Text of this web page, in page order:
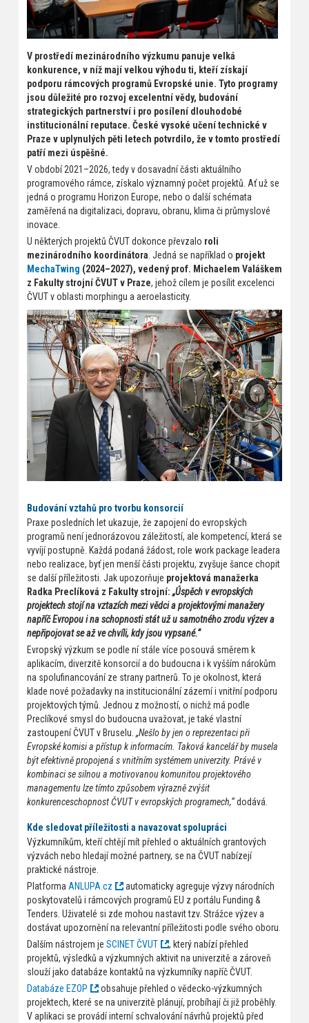
V prostředí mezinárodního výzkumu panuje velká
konkurence, v níž mají velkou výhodu ti, kteří získají
podporu rámcových programů Evropské unie. Tyto programy
jsou důležité pro rozvoj excelentní vědy, budování
strategických partnerství i pro posílení dlouhodobé
institucionální reputace. České vysoké učení technické v
Praze v uplynulých pěti letech potvrdilo, že v tomto prostředí
patří mezi úspěšné.
V období 2021–2026, tedy v dosavadní části aktuálního
programového rámce, získalo významný počet projektů. Ať už se
jedná o programu Horizon Europe, nebo o další schémata
zaměřená na digitalizaci, dopravu, obranu, klima či průmyslové
inovace.
U některých projektů ČVUT dokonce převzalo roli
mezinárodního koordinátora. Jedná se například o projekt
MechaTwing (2024–2027), vedený prof. Michaelem Valáškem
z Fakulty strojní ČVUT v Praze, jehož cílem je posílit excelenci
ČVUT v oblasti morphingu a aeroelasticity.
Budování vztahů pro tvorbu konsorcií
Praxe posledních let ukazuje, že zapojení do evropských
programů není jednorázovou záležitostí, ale kompetencí, která se
vyvíjí postupně. Každá podaná žádost, role work package leadera
nebo realizace, byť jen menší části projektu, zvyšuje šance chopit
se další příležitosti. Jak upozorňuje projektová manažerka
Radka Preclíková z Fakulty strojní: „Úspěch v evropských
projektech stojí na vztazích mezi vědci a projektovými manažery
napříč Evropou i na schopnosti stát už u samotného zrodu výzev a
nepřipojovat se až ve chvíli, kdy jsou vypsané.“
Evropský výzkum se podle ní stále více posouvá směrem k
aplikacím, diverzitě konsorcií a do budoucna i k vyšším nárokům
na spolufinancování ze strany partnerů. To je okolnost, která
klade nové požadavky na institucionální zázemí i vnitřní podporu
projektových týmů. Jednou z možností, o nichž má podle
Preclíkové smysl do budoucna uvažovat, je také vlastní
zastoupení ČVUT v Bruselu. „Nešlo by jen o reprezentaci při
Evropské komisi a přístup k informacím. Taková kancelář by musela
být efektivně propojená s vnitřním systémem univerzity. Právě v
kombinaci se silnou a motivovanou komunitou projektového
managementu lze tímto způsobem výrazně zvýšit
konkurenceschopnost ČVUT v evropských programech,“dodává.
Kde sledovat příležitosti a navazovat spolupráci
Výzkumníkům, kteří chtějí mít přehled o aktuálních grantových
výzvách nebo hledají možné partnery, se na ČVUT nabízejí
praktické nástroje.
Platforma ANLUPA.cz
automaticky agreguje výzvy národních
poskytovatelů i rámcových programů EU z portálu Funding &
Tenders. Uživatelé si zde mohou nastavit tzv. Strážce výzev a
dostávat upozornění na relevantní příležitosti podle svého oboru.
Dalším nástrojem je SCINET ČVUT
, který nabízí přehled
projektů, výsledků a výzkumných aktivit na univerzitě a zároveň
slouží jako databáze kontaktů na výzkumníky napříč ČVUT.
Databáze EZOP
obsahuje přehled o vědecko-výzkumných
projektech, které se na univerzitě plánují, probíhají či již proběhly.
V aplikaci se provádí interní schvalování návrhů projektů před